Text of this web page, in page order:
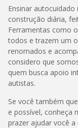
Ensinar
construção diária,
Ferramentas como
todos e trazem um
renomados e
considero que
quem busca apoio
autistas.
Se você também
e possível, conheça
prazer ajudar você